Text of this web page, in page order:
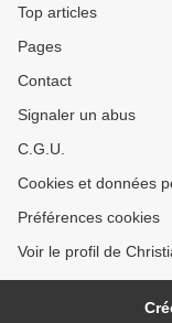
Top articles
Pages
Contact
Signaler un abus
C.G.U.
Cookies et données
Préférences cookies
Voir le profil de